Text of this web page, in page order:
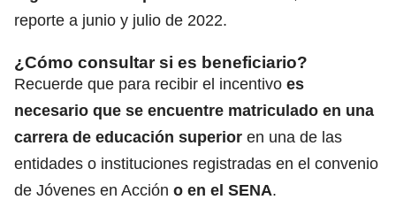
reporte a junio y julio de 2022.
¿Cómo consultar si es beneficiario?
Recuerde que para recibir el incentivo es
necesario que se encuentre matriculado en una
carrera de educación superior en una de las
entidades o instituciones registradas en el convenio
de Jóvenes en Acción o en el SENA.